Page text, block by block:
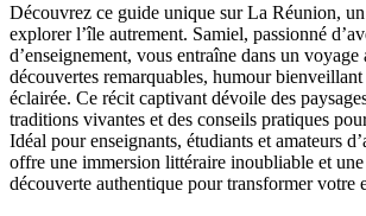
Découvrez ce guide unique sur La Réunion,
explorer l’île autrement. Samiel, passionné
d’enseignement, vous entraîne dans un
découvertes remarquables, humour
éclairée. Ce récit captivant dévoile des
traditions vivantes et des conseils pratiques
Idéal pour enseignants, étudiants et amateurs
offre une immersion littéraire inoubliable et
découverte authentique pour transformer votre